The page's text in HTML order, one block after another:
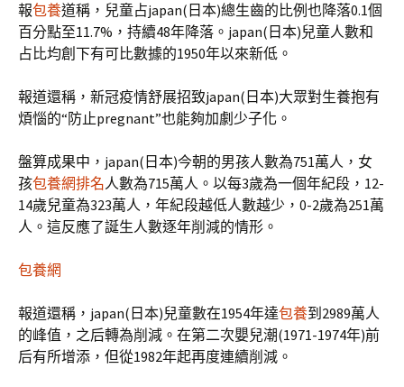
報包養道稱，兒童占japan(日本)總生齒的比例也降落0.1個
百分點至11.7%，持續48年降落。japan(日本)兒童人數和
占比均創下有可比數據的1950年以來新低。
報道還稱，新冠疫情舒展招致japan(日本)大眾對生養抱有
煩惱的“防止pregnant”也能夠加劇少子化。
盤算成果中，japan(日本)今朝的男孩人數為751萬人，女
孩包養網排名人數為715萬人。以每3歲為一個年紀段，12-
14歲兒童為323萬人，年紀段越低人數越少，0-2歲為251萬
人。這反應了誕生人數逐年削減的情形。
包養網
報道還稱，japan(日本)兒童數在1954年達包養到2989萬人
的峰值，之后轉為削減。在第二次嬰兒潮(1971-1974年)前
后有所增添，但從1982年起再度連續削減。